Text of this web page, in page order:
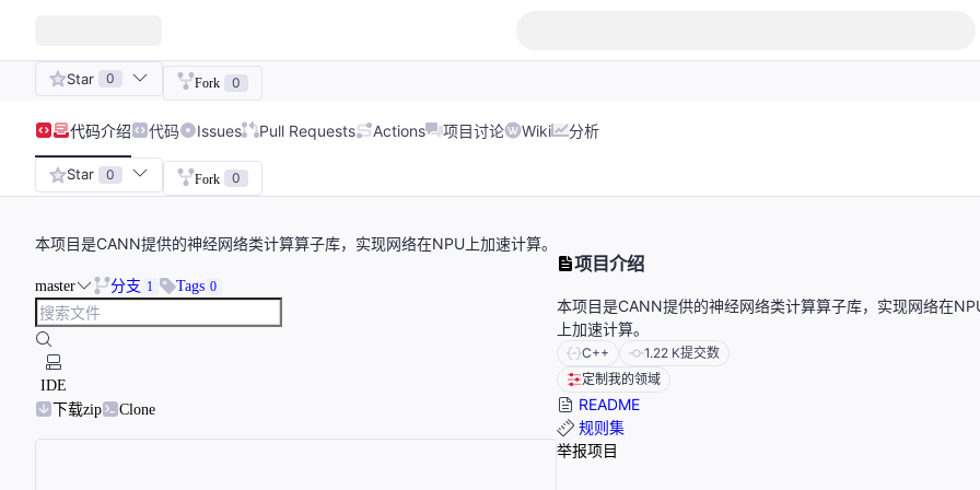
Star 0 Fork 0
代码介绍 代码 Issues Pull Requests Actions 项目讨论 Wiki 分析
Star 0 Fork 0
本项目是CANN提供的神经网络类计算算子库，实现网络在NPU上加速计算。
master 分支 1 Tags 0
IDE
下载zip
Clone
项目介绍
本项目是CANN提供的神经网络类计算算子库，实现网络在
上加速计算。
C++ 1.22 K提交数
定制我的领域
README
规则集
举报项目